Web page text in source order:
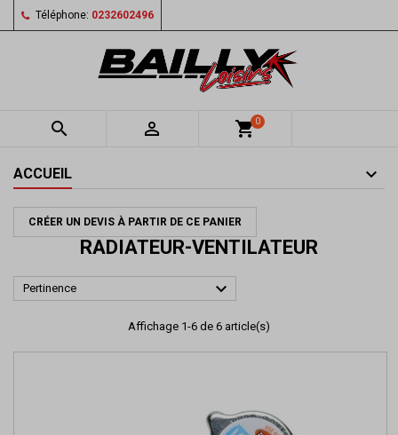
Téléphone: 0232602496
  shopping_cart0
ACCUEIL
CRÉER UN DEVIS À PARTIR DE CE PANIER
RADIATEUR-VENTILATEUR
Pertinence 
Affichage 1-6 de 6 article(s)